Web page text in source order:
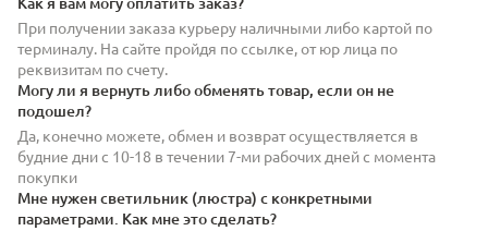
При получении заказа курьеру наличными либо картой по
терминалу. На сайте пройдя по ссылке, от юр лица по
реквизитам по счету.
Могу ли я вернуть либо обменять товар, если он не
подошел?
Да, конечно можете, обмен и возврат осуществляется в
будние дни с 10-18 в течении 7-ми рабочих дней с момента
покупки
Мне нужен светильник (люстра) с конкретными
параметрами. Как мне это сделать?